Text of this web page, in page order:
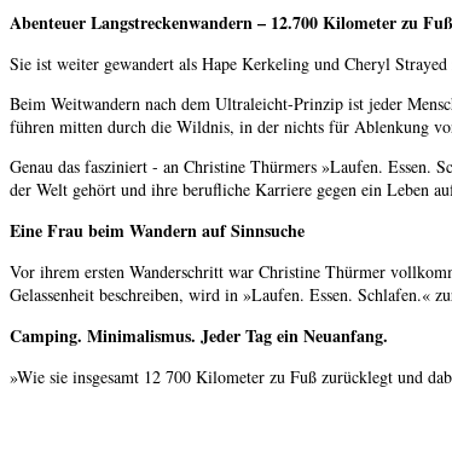
Abenteuer Langstreckenwandern – 12.700 Kilometer zu Fuß
Sie ist weiter gewandert als Hape Kerkeling und Cheryl
Beim Weitwandern nach dem Ultraleicht-Prinzip ist jeder
führen mitten durch die Wildnis, in der nichts für Ablenkung
Genau das fasziniert - an Christine Thürmers »Laufen. Essen.
der Welt gehört und ihre berufliche Karriere gegen ein Leben
Eine Frau beim Wandern auf Sinnsuche
Vor ihrem ersten Wanderschritt war Christine Thürmer
Gelassenheit beschreiben, wird in »Laufen. Essen. Schlafen.«
Camping. Minimalismus. Jeder Tag ein Neuanfang.
»Wie sie insgesamt 12 700 Kilometer zu Fuß zurücklegt und